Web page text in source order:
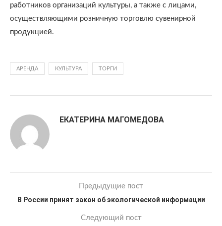
работников организаций культуры, а также с лицами,
осуществляющими розничную торговлю сувенирной
продукцией.
АРЕНДА КУЛЬТУРА ТОРГИ
ЕКАТЕРИНА МАГОМЕДОВА
Предыдущие пост
В России принят закон об экологической информации
Следующий пост